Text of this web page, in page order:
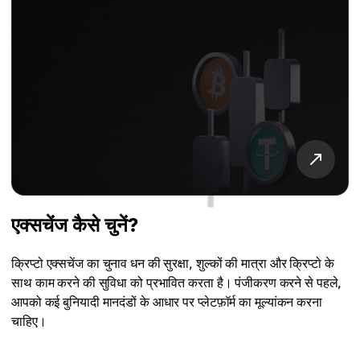
एक्सचेंज कैसे चुनें?
क्रिप्टो एक्सचेंज का चुनाव धन की सुरक्षा, शुल्कों की मात्रा और क्रिप्टो के
साथ काम करने की सुविधा को प्रभावित करता है। पंजीकरण करने से पहले,
आपको कई बुनियादी मानदंडों के आधार पर प्लेटफ़ॉर्म का मूल्यांकन करना
चाहिए।